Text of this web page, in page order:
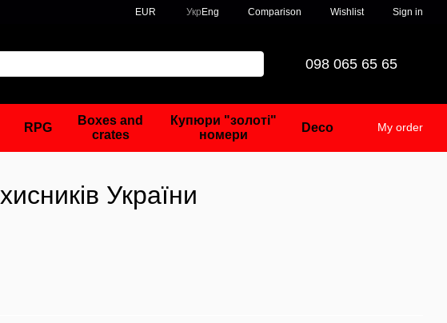
EUR Укр Eng Comparison Wishlist Sign in
098 065 65 65
RPG
Boxes and
crates
Купюри "золоті"
номери
Deco My order
України